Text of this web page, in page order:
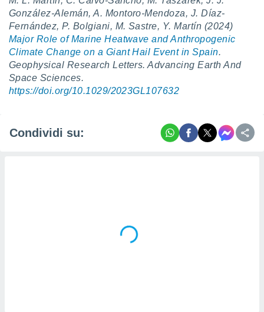
González-Alemán, A. Montoro-Mendoza, J. Díaz-
Fernández, P. Bolgiani, M. Sastre, Y. Martín (2024)
Major Role of Marine Heatwave and Anthropogenic
Climate Change on a Giant Hail Event in Spain.
Geophysical Research Letters. Advancing Earth And
Space Sciences.
https://doi.org/10.1029/2023GL107632
Condividi su: